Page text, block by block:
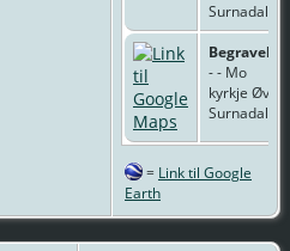
Surnadal
Begravelse
- - Mo
kyrkje Øvre
Surnadal
= Link til Google
Earth